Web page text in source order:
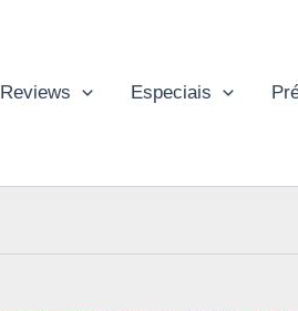
Reviews Especiais